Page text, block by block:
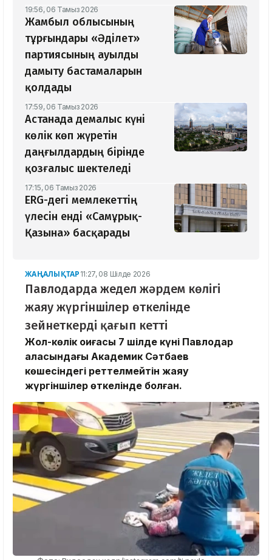
19:56, 06 Тамыз 2026
Жамбыл облысының
тұрғындары «Әділет»
партиясының ауылды
дамыту бастамаларын
қолдады
17:59, 06 Тамыз 2026
Астанада демалыс күні
көлік көп жүретін
даңғылдардың бірінде
қозғалыс шектеледі
17:15, 06 Тамыз 2026
ERG-дегі мемлекеттің
үлесін енді «Самұрық-
Қазына» басқарады
ЖАҢАЛЫҚТАР 11:27, 08 Шілде 2026
Павлодарда жедел жәрдем көлігі
жаяу жүргіншілер өткелінде
зейнеткерді қағып кетті
Жол-көлік оқиғасы 7 шілде күні Павлодар
қаласындағы Академик Сәтбаев
көшесіндегі реттелмейтін жаяу
жүргіншілер өткелінде болған.